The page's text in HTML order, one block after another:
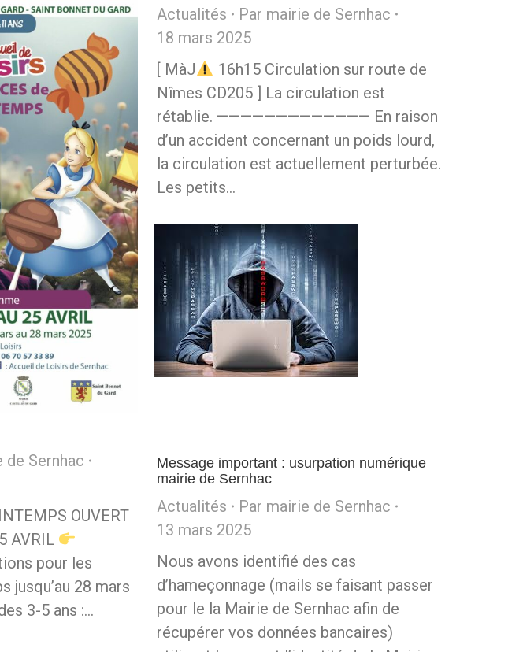
Actualités Par mairie de Sernhac
18 mars 2025
[ MàJ
16h15 Circulation sur route de
Nîmes CD205 ] La circulation est
rétablie. ————————————— En raison
d’un accident concernant un poids lourd,
la circulation est actuellement perturbée.
Les petits…
de Sernhac
OUVERT
AVRIL
pour les
jusqu’au 28 mars
3-5 ans :…
Message important : usurpation numérique
mairie de Sernhac
Actualités Par mairie de Sernhac
13 mars 2025
Nous avons identifié des cas
d’hameçonnage (mails se faisant passer
pour le la Mairie de Sernhac afin de
récupérer vos données bancaires)